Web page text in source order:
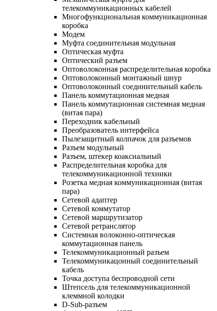
телекоммуникационных кабелей
Многофункциональная коммуникационная
коробка
Модем
Муфта соединительная модульная
Оптическая муфта
Оптический разъем
Оптоволоконная распределительная коробка
Оптоволоконный монтажный шнур
Оптоволоконный соединительный кабель
Панель коммутационная медная
Панель коммутационная системная медная
(витая пара)
Переходник кабельный
Преобразователь интерфейса
Пылезащитный колпачок для разъемов
Разъем модульный
Разъем, штекер коаксиальный
Распределительная коробка для
телекоммуникационной техники
Розетка медная коммуникационная (витая
пара)
Сетевой адаптер
Сетевой коммутатор
Сетевой маршрутизатор
Сетевой ретранслятор
Системная волоконно-оптическая
коммутационная панель
Телекоммуникационный разъем
Телекоммуникацонный соединительный
кабель
Точка доступа беспроводной сети
Штепсель для телекоммуникационной
клеммной колодки
D-Sub-разъем